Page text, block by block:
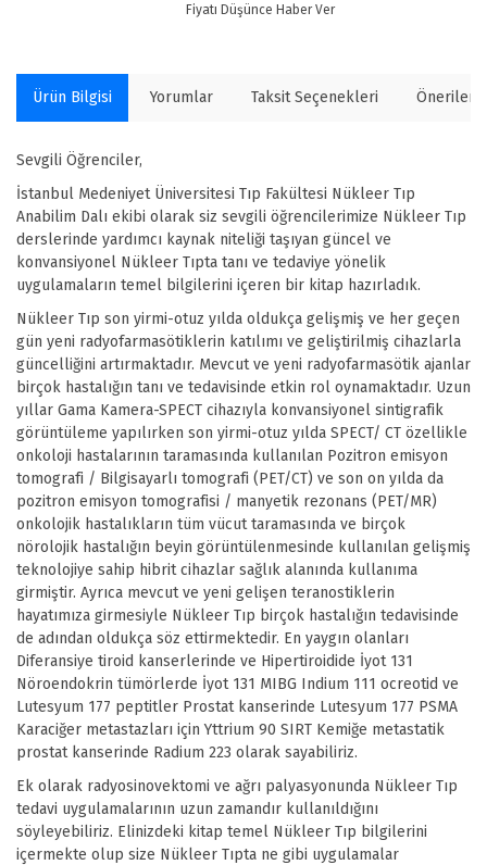
Fiyatı Düşünce Haber Ver
Ürün Bilgisi Yorumlar Taksit Seçenekleri
Sevgili Öğrenciler,
İstanbul Medeniyet Üniversitesi Tıp Fakültesi Nükleer Tıp
Anabilim Dalı ekibi olarak siz sevgili öğrencilerimize Nükleer Tıp
derslerinde yardımcı kaynak niteliği taşıyan güncel ve
konvansiyonel Nükleer Tıpta tanı ve tedaviye yönelik
uygulamaların temel bilgilerini içeren bir kitap hazırladık.
Nükleer Tıp son yirmi-otuz yılda oldukça gelişmiş ve her geçen
gün yeni radyofarmasötiklerin katılımı ve geliştirilmiş cihazlarla
güncelliğini artırmaktadır. Mevcut ve yeni radyofarmasötik ajanlar
birçok hastalığın tanı ve tedavisinde etkin rol oynamaktadır. Uzun
yıllar Gama Kamera-SPECT cihazıyla konvansiyonel sintigrafik
görüntüleme yapılırken son yirmi-otuz yılda SPECT/ CT özellikle
onkoloji hastalarının taramasında kullanılan Pozitron emisyon
tomografi / Bilgisayarlı tomografi (PET/CT) ve son on yılda da
pozitron emisyon tomografisi / manyetik rezonans (PET/MR)
onkolojik hastalıkların tüm vücut taramasında ve birçok
nörolojik hastalığın beyin görüntülenmesinde kullanılan gelişmiş
teknolojiye sahip hibrit cihazlar sağlık alanında kullanıma
girmiştir. Ayrıca mevcut ve yeni gelişen teranostiklerin
hayatımıza girmesiyle Nükleer Tıp birçok hastalığın tedavisinde
de adından oldukça söz ettirmektedir. En yaygın olanları
Diferansiye tiroid kanserlerinde ve Hipertiroidide İyot 131
Nöroendokrin tümörlerde İyot 131 MIBG Indium 111 ocreotid ve
Lutesyum 177 peptitler Prostat kanserinde Lutesyum 177 PSMA
Karaciğer metastazları için Yttrium 90 SIRT Kemiğe metastatik
prostat kanserinde Radium 223 olarak sayabiliriz.
Ek olarak radyosinovektomi ve ağrı palyasyonunda Nükleer Tıp
tedavi uygulamalarının uzun zamandır kullanıldığını
söyleyebiliriz. Elinizdeki kitap temel Nükleer Tıp bilgilerini
içermekte olup size Nükleer Tıpta ne gibi uygulamalar